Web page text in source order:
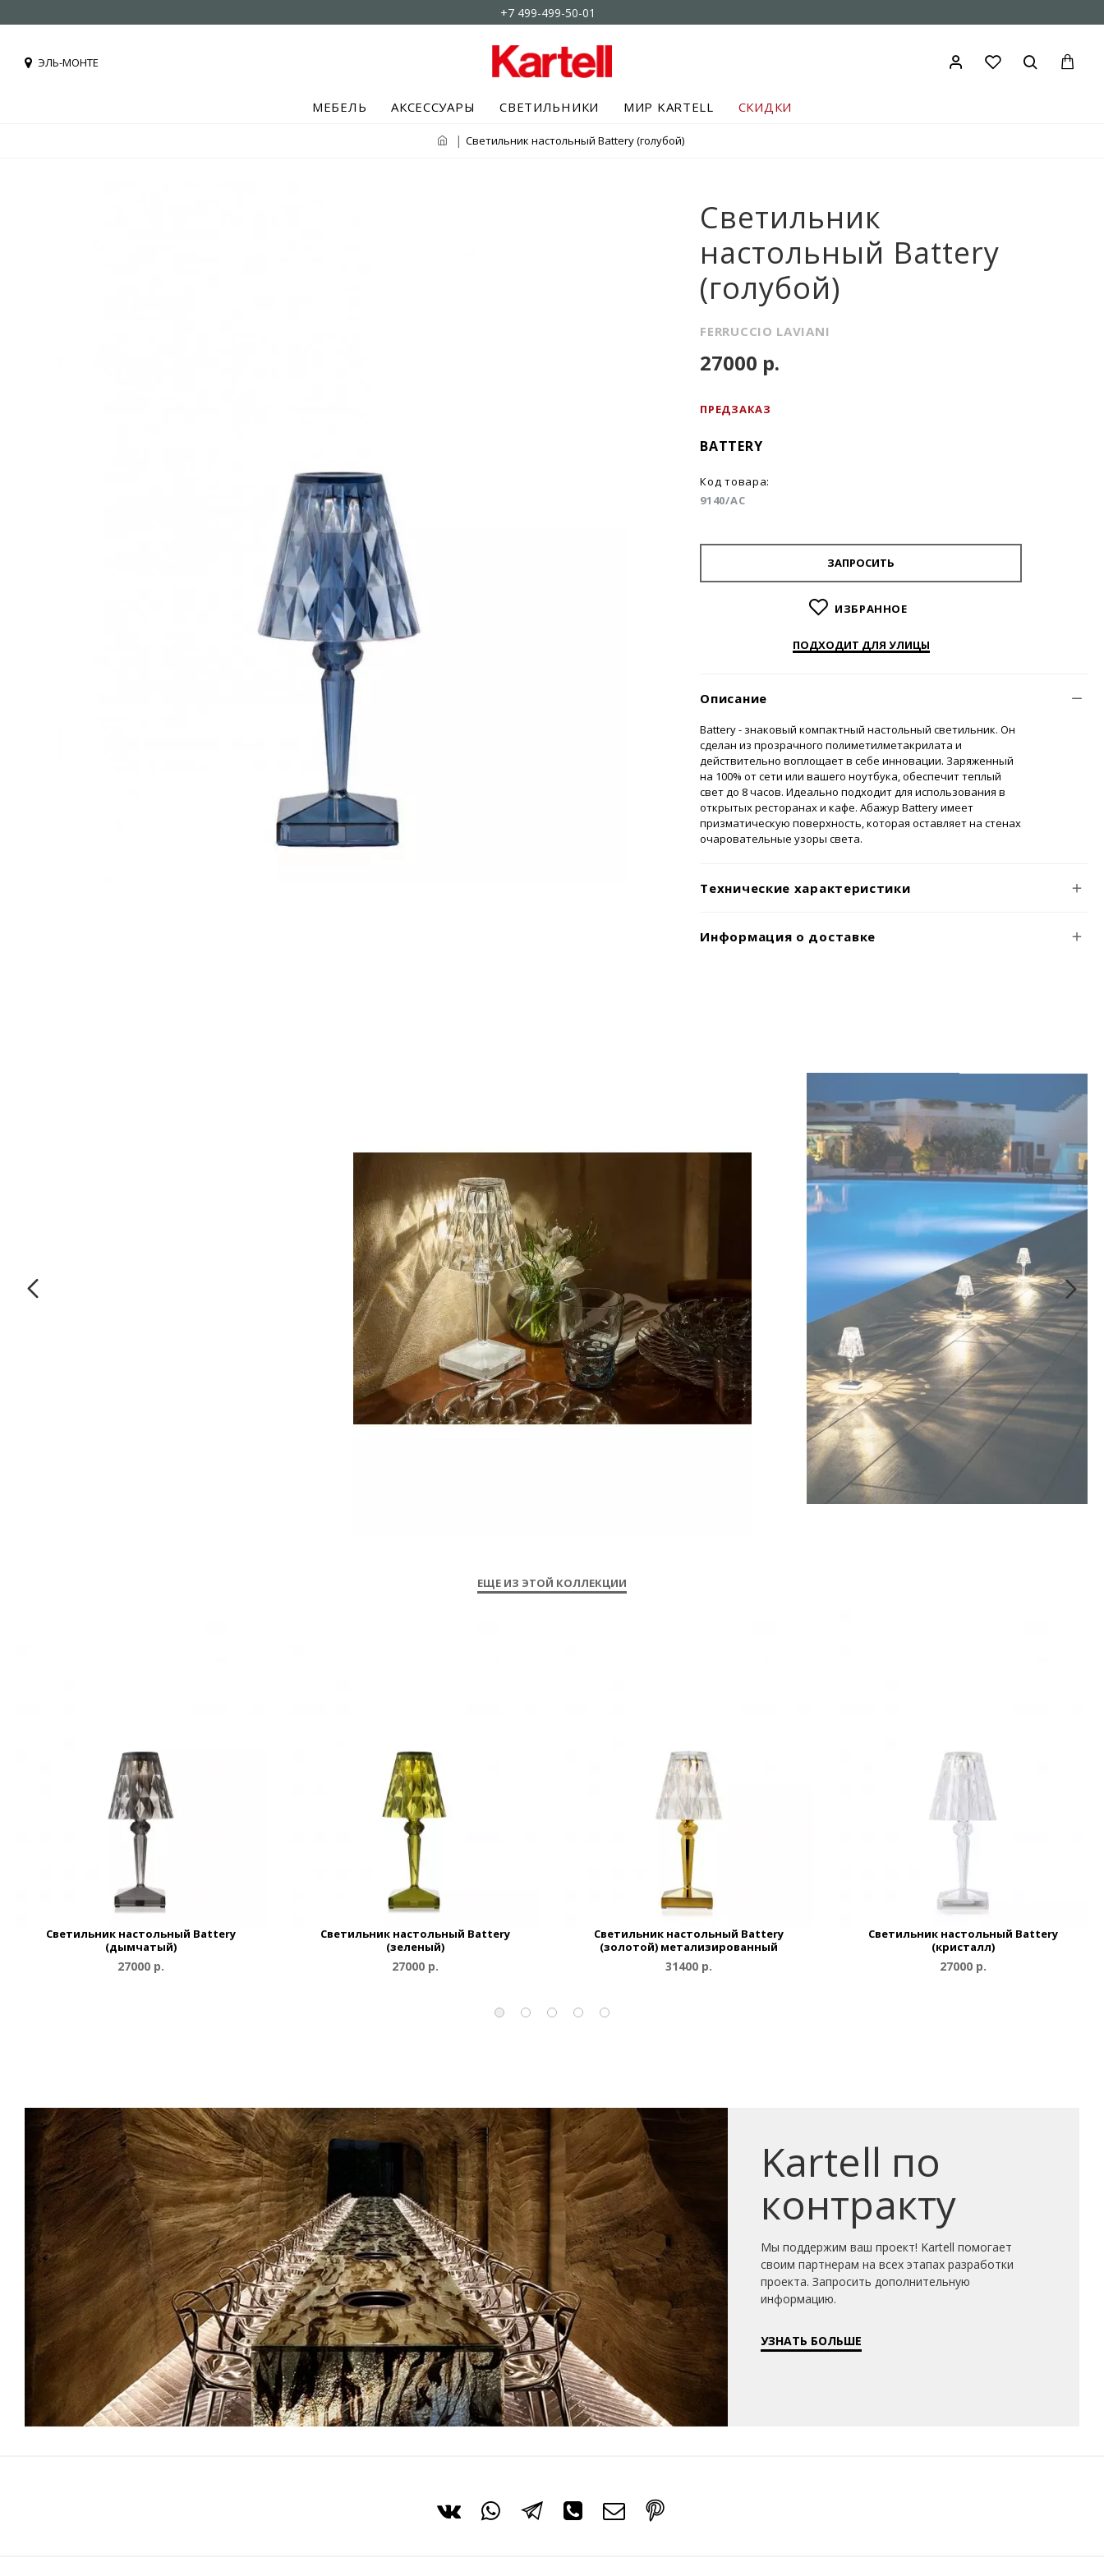
+7 499-499-50-01
ЭЛЬ-МОНТЕ
МЕБЕЛЬ АКСЕССУАРЫ СВЕТИЛЬНИКИ МИР KARTELL СКИДКИ
Светильник настольный Battery (голубой)
Светильник
настольный Battery
(голубой)
FERRUCCIO LAVIANI
ПРЕДЗАКАЗ
BATTERY
Код товара:
9140/AC
27000 р.
ЗАПРОСИТЬ
ИЗБРАННОЕ
ПОДХОДИТ ДЛЯ УЛИЦЫ
Описание
Battery - знаковый компактный настольный светильник. Он
сделан из прозрачного полиметилметакрилата и
действительно воплощает в себе инновации. Заряженный
на 100% от сети или вашего ноутбука, обеспечит теплый
свет до 8 часов. Идеально подходит для использования в
открытых ресторанах и кафе. Абажур Battery имеет
призматическую поверхность, которая оставляет на стенах
очаровательные узоры света.
Технические характеристики
Информация о доставке
ЕЩЕ ИЗ ЭТОЙ КОЛЛЕКЦИИ
Светильник настольный Battery
(дымчатый)
27000 р.
Светильник настольный Battery
(зеленый)
27000 р.
Светильник настольный Battery
(золотой) метализированный
31400 р.
Светильник настольный Battery
(кристалл)
27000 р.
Kartell по
контракту
Мы поддержим ваш проект! Kartell помогает
своим партнерам на всех этапах разработки
проекта. Запросить дополнительную
информацию.
УЗНАТЬ БОЛЬШЕ